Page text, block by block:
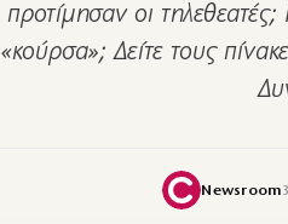
προτίμησαν οι
«κούρσα»; Δείτε τους
Newsroom